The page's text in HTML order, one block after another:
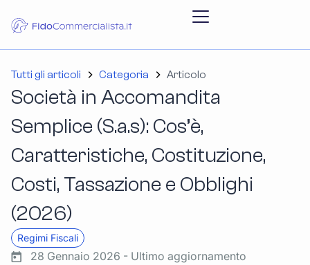
Tutti gli articoli Categoria Articolo
Società in Accomandita
Semplice (S.a.s): Cos’è,
Caratteristiche, Costituzione,
Costi, Tassazione e Obblighi
(2026)
Regimi Fiscali
28 Gennaio 2026 - Ultimo aggiornamento